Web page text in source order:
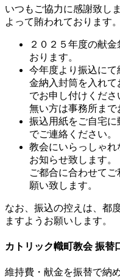
いつもご協力に感謝致し
よって賄われております。
２０２５年度の献
おります。
今年度より振込に
金納入封筒を入れて
でお申し付けくだ
無い方は事務所まで
振込用紙をご自宅に
でご連絡ください。
教会にいらっしゃ
お知らせ致します。
ご都合に合わせて
願い致します。
なお、振込の控えは、都
ますようお願いします。
カトリック幟町教会 振替
維持費・献金を振替で納